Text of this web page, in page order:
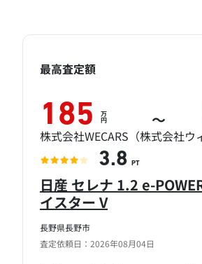
長野県長野市
査定依頼日：2026年08月04日
日産 セレナ 1.2 e-
イスター V
最高査定額
185 万
円 ～
株式会社WECARS（株式会社ウ
3.8 PT